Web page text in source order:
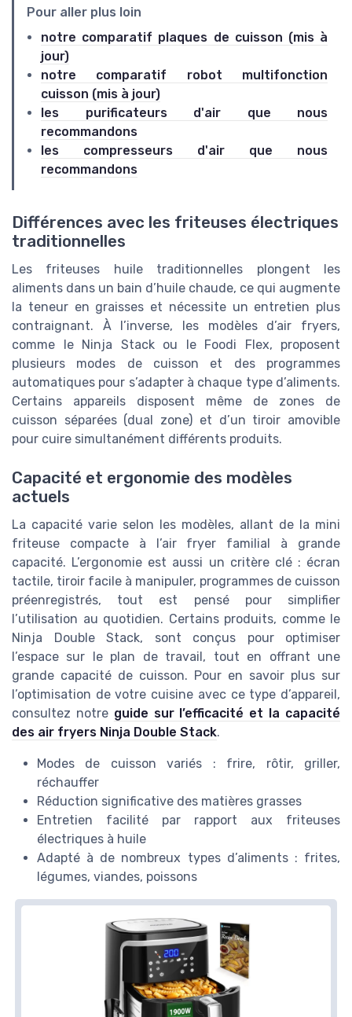
Pour aller plus loin
notre comparatif plaques de cuisson (mis à
jour)
notre comparatif robot multifonction
cuisson (mis à jour)
les purificateurs d'air que nous
recommandons
les compresseurs d'air que nous
recommandons
Différences avec les friteuses électriques
traditionnelles
Les friteuses huile traditionnelles plongent les
aliments dans un bain d’huile chaude, ce qui augmente
la teneur en graisses et nécessite un entretien plus
contraignant. À l’inverse, les modèles d’air fryers,
comme le Ninja Stack ou le Foodi Flex, proposent
plusieurs modes de cuisson et des programmes
automatiques pour s’adapter à chaque type d’aliments.
Certains appareils disposent même de zones de
cuisson séparées (dual zone) et d’un tiroir amovible
pour cuire simultanément différents produits.
Capacité et ergonomie des modèles
actuels
La capacité varie selon les modèles, allant de la mini
friteuse compacte à l’air fryer familial à grande
capacité. L’ergonomie est aussi un critère clé : écran
tactile, tiroir facile à manipuler, programmes de cuisson
préenregistrés, tout est pensé pour simplifier
l’utilisation au quotidien. Certains produits, comme le
Ninja Double Stack, sont conçus pour optimiser
l’espace sur le plan de travail, tout en offrant une
grande capacité de cuisson. Pour en savoir plus sur
l’optimisation de votre cuisine avec ce type d’appareil,
consultez notre guide sur l’efficacité et la capacité
des air fryers Ninja Double Stack.
Modes de cuisson variés : frire, rôtir, griller,
réchauffer
Réduction significative des matières grasses
Entretien facilité par rapport aux friteuses
électriques à huile
Adapté à de nombreux types d’aliments : frites,
légumes, viandes, poissons